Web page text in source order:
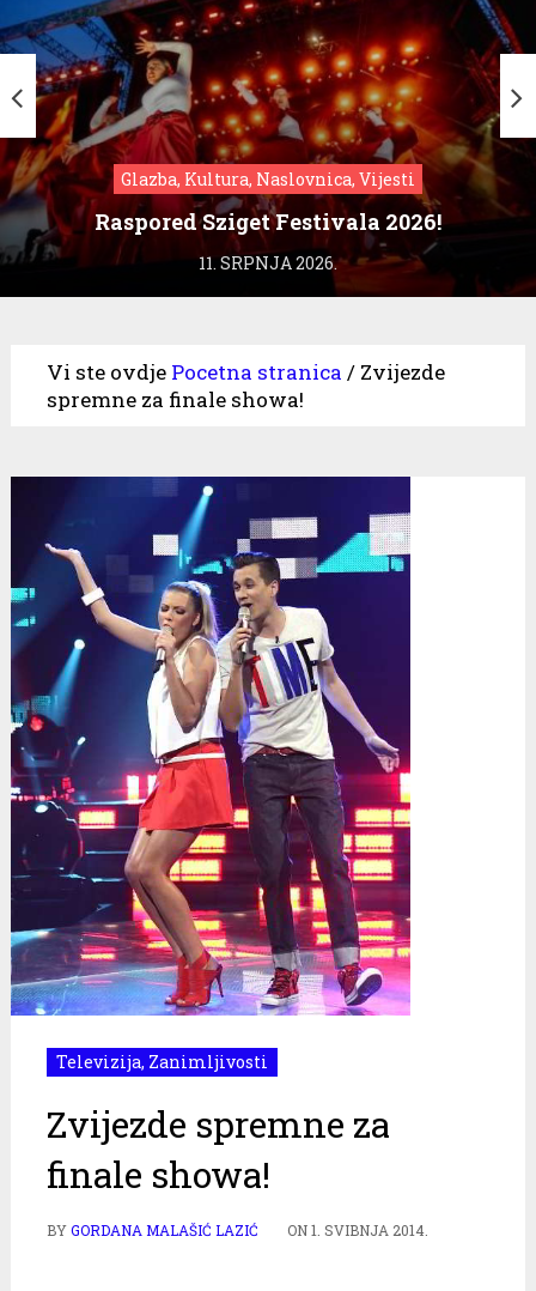
Glazba, Kultura, Naslovnica, Vijesti
Raspored Sziget Festivala 2026!
11. SRPNJA 2026.
Vi ste ovdje Pocetna stranica / Zvijezde
spremne za finale showa!
Televizija, Zanimljivosti
Zvijezde spremne za
finale showa!
BYGORDANA MALAŠIĆ LAZIĆ ON1. SVIBNJA 2014.